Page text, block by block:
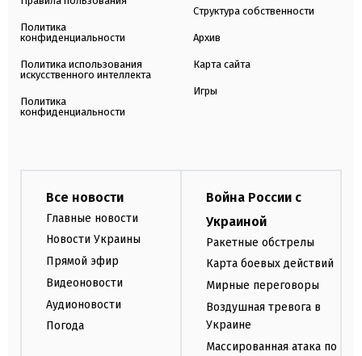
Политика
конфиденциальности
Политика использования
искусственного интеллекта
Политика
конфиденциальности
Структура собственности
Архив
Карта сайта
Игры
Все новости
Главные новости
Новости Украины
Прямой эфир
Видеоновости
Аудионовости
Погода
Война России с
Украиной
Ракетные обстрелы
Карта боевых действий
Мирные переговоры
Воздушная тревога в
Украине
Массированная атака по